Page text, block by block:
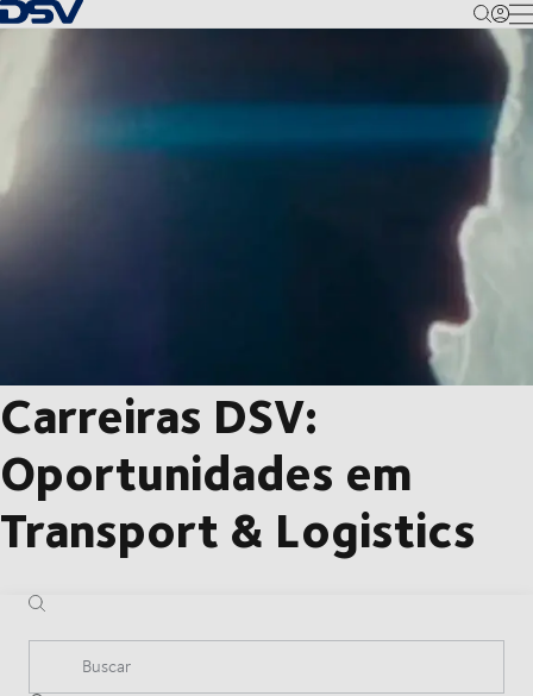
Voltar à página inicial
Carreiras DSV:
Oportunidades em
Transport & Logistics
Buscar